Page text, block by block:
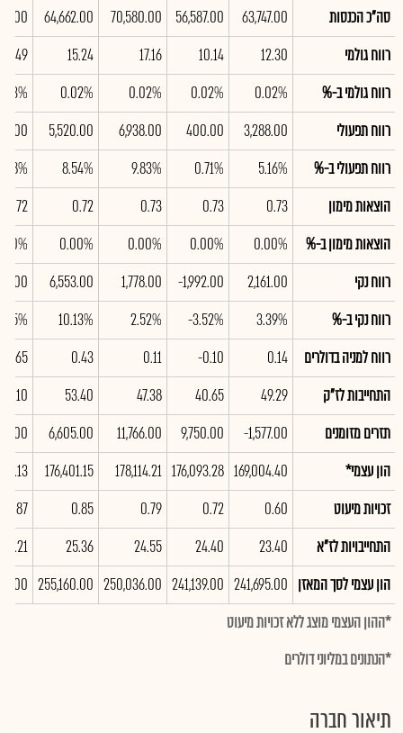
סה"כ הכנסות
63,747.00
56,587.00
70,580.00
64,662.00
רווח גולמי
12.30
10.14
17.16
15.24
21.49
רווח גולמי ב-%
0.02%
0.02%
0.02%
0.02%
רווח תפעולי
3,288.00
400.00
6,938.00
5,520.00
רווח תפעולי ב-%
5.16%
0.71%
9.83%
8.54%
הוצאות מימון
0.73
0.73
0.73
0.72
0.72
הוצאות מימון ב-%
0.00%
0.00%
0.00%
0.00%
רווח נקי
2,161.00
-1,992.00
1,778.00
6,553.00
רווח נקי ב-%
3.39%
-3.52%
2.52%
10.13%
רווח למניה בדולרים
0.14
-0.10
0.11
0.43
0.65
התחייבות לז"ק
49.29
40.65
47.38
53.40
54.10
תזרים מזומנים
-1,577.00
9,750.00
11,766.00
6,605.00
הון עצמי*
169,004.40
176,093.28
178,114.21
176,401.15
זכויות מיעוט
0.60
0.72
0.79
0.85
0.87
התחייבויות לז"א
23.40
24.40
24.55
25.36
24.21
הון עצמי לסך המאזן 241,695.00
241,139.00
250,036.00
255,160.00
*ההון העצמי מוצג ללא זכויות מיעוט
*הנתונים במליוני דולרים
תיאור חברה